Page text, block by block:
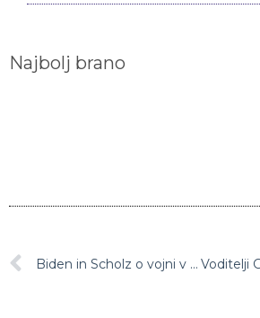
Najbolj brano
Biden in Scholz o vojni v Ukrajini: Vse to lahko prebrodimo in iz tega izidemo močnejši